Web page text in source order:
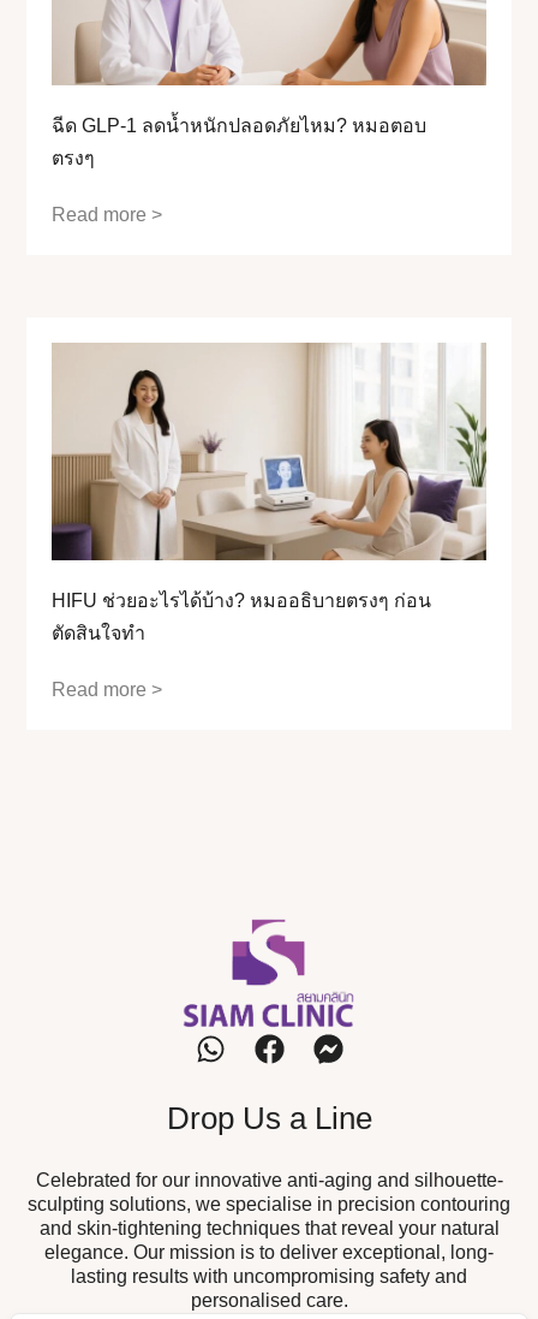
ฉีด GLP-1 ลดน้ำหนักปลอดภัยไหม? หมอตอบ
ตรงๆ
Read more >
HIFU ช่วยอะไรได้บ้าง? หมออธิบายตรงๆ ก่อน
ตัดสินใจทำ
Read more >
Drop Us a Line
Celebrated for our innovative anti-aging and silhouette-
sculpting solutions, we specialise in precision contouring
and skin-tightening techniques that reveal your natural
elegance. Our mission is to deliver exceptional, long-
lasting results with uncompromising safety and
personalised care.